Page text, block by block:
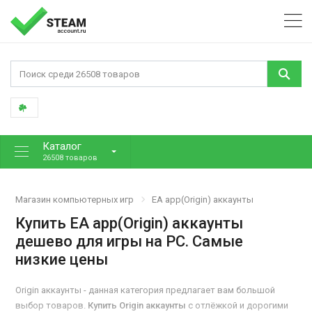
Каталог
26508 товаров
Магазин компьютерных игр EA app(Origin) аккаунты
Купить EA app(Origin) аккаунты
дешево для игры на PC. Самые
низкие цены
Origin аккаунты - данная категория предлагает вам большой
выбор товаров. Купить Origin аккаунты с отлёжкой и дорогими